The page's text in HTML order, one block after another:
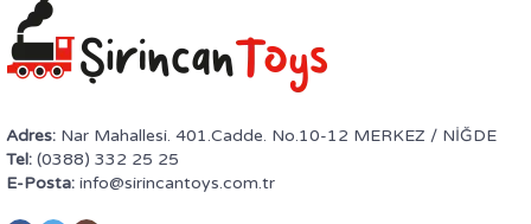
Adres: Nar Mahallesi. 401.Cadde. No.10-12 MERKEZ / NİĞDE
Tel: (0388) 332 25 25
E-Posta: info@sirincantoys.com.tr